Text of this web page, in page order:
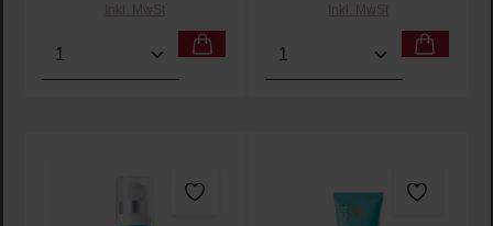
Inkl. MwSt
Produkt Anzahl: Gib den gewünschten Wert ein
Inkl. MwSt
Produkt Anzahl: Gib